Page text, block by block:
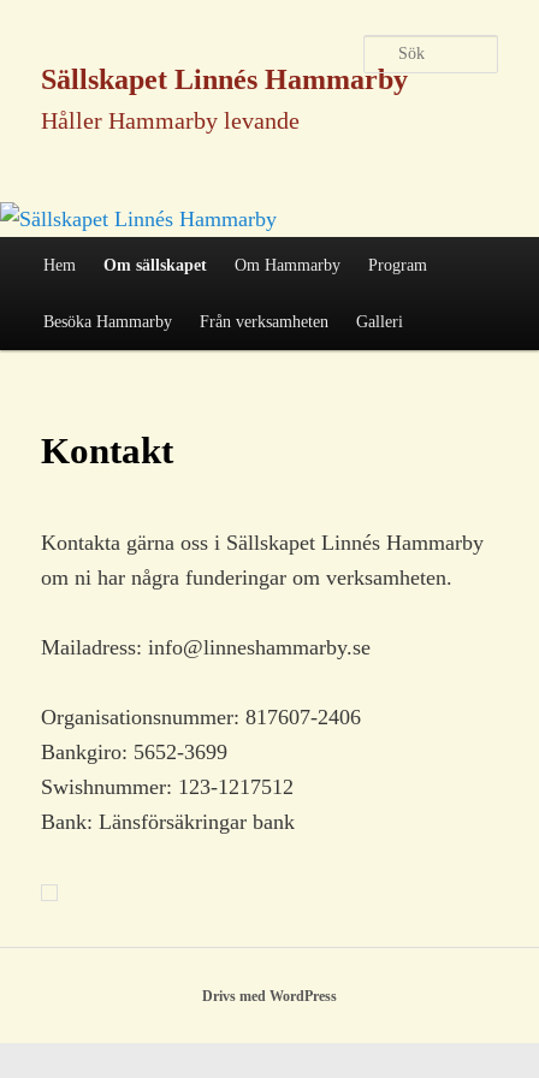
Sällskapet Linnés Hammarby
Håller Hammarby levande
Huvudmeny
Hoppa
huvudinnehåll
Hem Om sällskapet Om Hammarby Program
Besöka Hammarby Från verksamheten Galleri
Kontakt
Kontakta gärna oss i Sällskapet Linnés Hammarby
om ni har några funderingar om verksamheten.
Mailadress: info@linneshammarby.se
Organisationsnummer: 817607-2406
Bankgiro: 5652-3699
Swishnummer: 123-1217512
Bank: Länsförsäkringar bank
Drivs med WordPress